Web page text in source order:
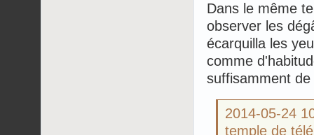
Dans le même
observer les
écarquilla les
comme
suffisamment
2014-05-24
temple de